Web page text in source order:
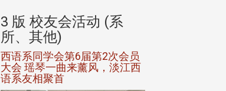
3 版 校友会活动 (系
所、其他)
西语系同学会第6届第2次会员
大会 瑶琴一曲来薰风，淡江西
语系友相聚首